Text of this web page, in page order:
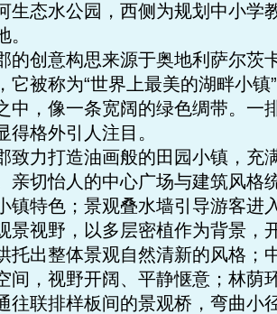
生态水公园，西侧为规划中小学
。
创意构思来源于奥地利萨尔茨
它被称为“世界上最美的湖畔小
中，像一条宽阔的绿色绸带。一
得格外引人注目。
力打造油画般的田园小镇，充
亲切怡人的中心广场与建筑风格
镇特色；景观叠水墙引导游客进
景视野，以多层密植作为背景，
托出整体景观自然清新的风格；
间，视野开阔、平静惬意；林荫
往联排样板间的景观桥，弯曲小